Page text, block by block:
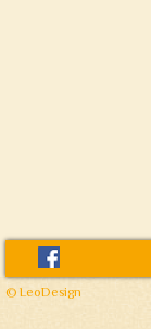
© LeoDesign